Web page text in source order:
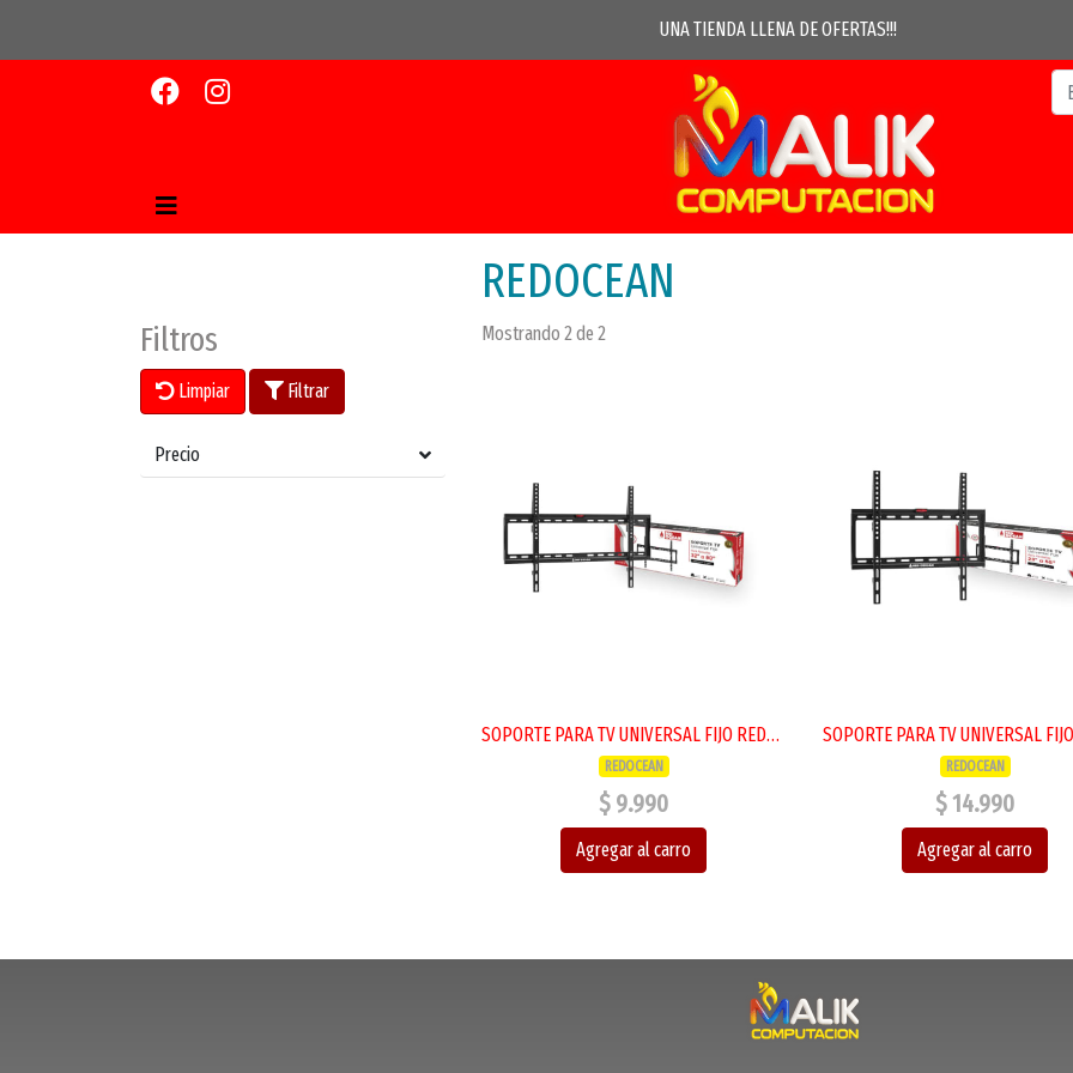
UNA TIENDA LLENA DE OFERTAS!!!
REDOCEAN
Filtros
Limpiar Filtrar
Precio
Mostrando 2 de 2
SOPORTE PARA TV UNIVERSAL FIJO REDOCEAN 32-80" 45KG
REDOCEAN
$ 9.990
Agregar al carro
REDOCEAN
$ 14.990
Agregar al carro